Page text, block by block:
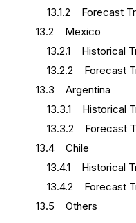
13.1.2 Forecast
13.2 Mexico
13.2.1 Historical
13.2.2 Forecast
13.3 Argentina
13.3.1 Historical
13.3.2 Forecast
13.4 Chile
13.4.1 Historical
13.4.2 Forecast
13.5 Others